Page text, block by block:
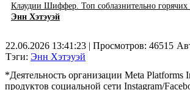
Клаудии Шиффер. Топ соблазнительно горячих
Энн Хэтэуэй
22.06.2026 13:41:23 | Просмотров: 46515
Тэги: Энн Хэтэуэй
*Деятельность организации Meta Platforms
продуктов социальной сети Instagram/